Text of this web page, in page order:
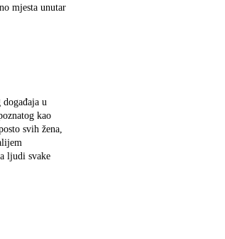
mjesta unutar
u
kao
svih žena,
ljudi svake